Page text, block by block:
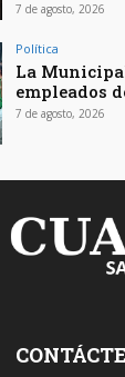
7 de agosto, 2026
Política
La
empleados
7 de agosto, 2026